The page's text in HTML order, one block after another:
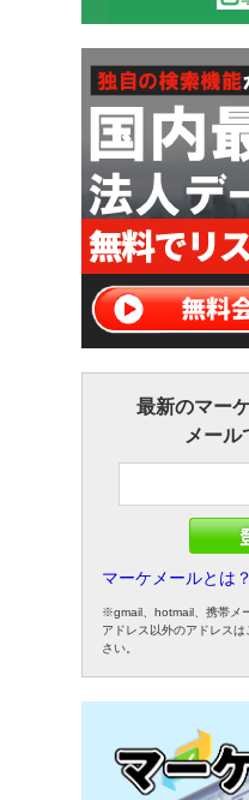
最新のマー
メール
マーケメールとは？
※gmail、hotmail、携帯メ
アドレス以外のアドレス
さい。